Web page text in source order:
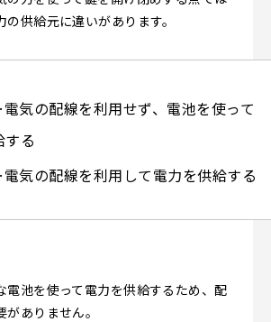
供給元に違いがあります。
気の配線を利用せず、電池を使って
する
気の配線を利用して電力を供給する
電池を使って電力を供給するため、配
ありません。